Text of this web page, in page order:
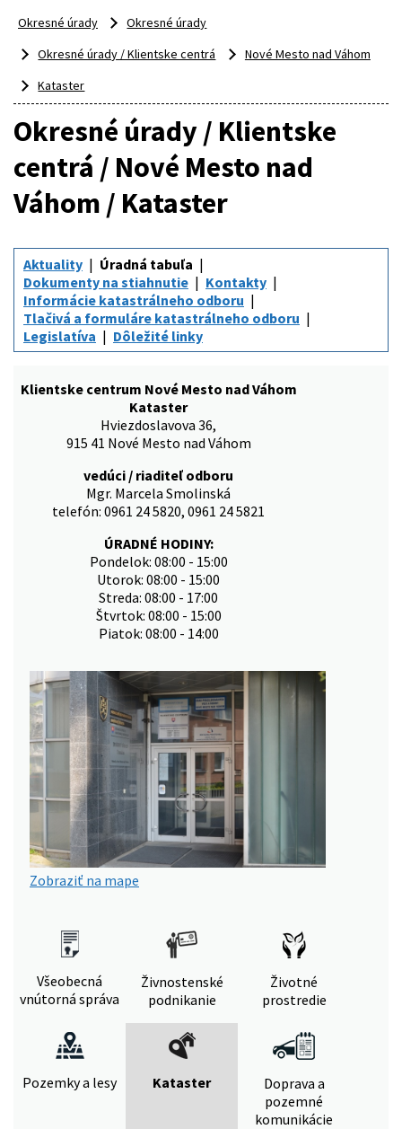
Okresné úrady
Okresné úrady
Okresné úrady / Klientske centrá
Nové Mesto nad Váhom
Kataster
Okresné úrady / Klientske
centrá / Nové Mesto nad
Váhom / Kataster
Aktuality
Úradná tabuľa
Dokumenty na stiahnutie
Kontakty
Informácie katastrálneho odboru
Tlačivá a formuláre katastrálneho odboru
Legislatíva
Dôležité linky
Klientske centrum Nové Mesto nad Váhom
Kataster
Hviezdoslavova 36,
915 41 Nové Mesto nad Váhom
vedúci / riaditeľ odboru
Mgr. Marcela Smolinská
telefón: 0961 24 5820, 0961 24 5821
ÚRADNÉ HODINY:
Pondelok: 08:00 - 15:00
Utorok: 08:00 - 15:00
Streda: 08:00 - 17:00
Štvrtok: 08:00 - 15:00
Piatok: 08:00 - 14:00
Zobraziť na mape
Všeobecná
vnútorná správa
Živnostenské
podnikanie
Životné
prostredie
Pozemky a lesy Kataster
Doprava a
pozemné
komunikácie